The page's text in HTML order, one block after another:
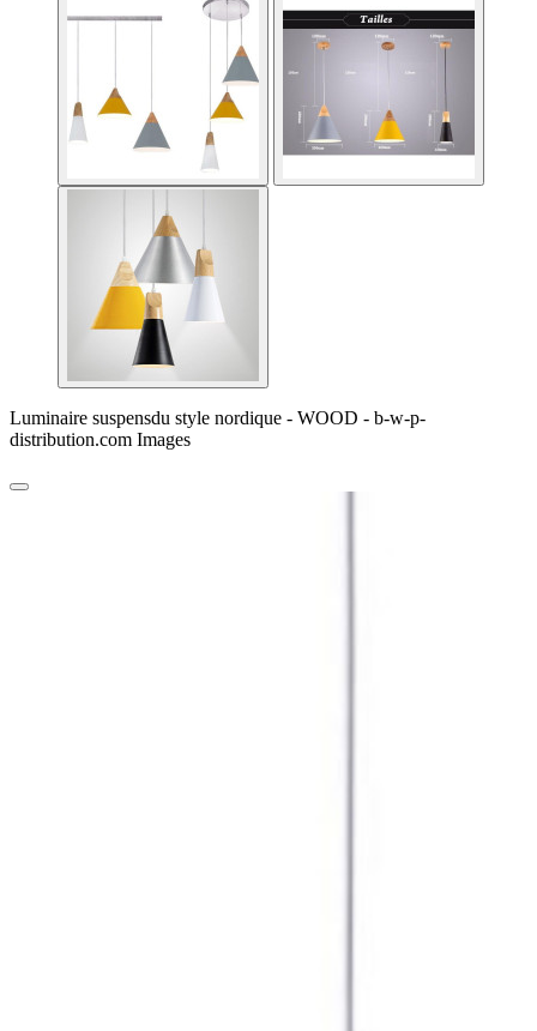
Luminaire suspensdu style nordique - WOOD - b-w-p-
distribution.com Images